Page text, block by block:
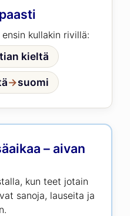
kullakin rivillä:
kieltä
→suomi
– aivan
kun teet jotain
sanoja, lauseita ja